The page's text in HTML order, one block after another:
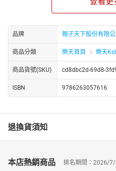
本名童嘉瑩，臺北人，按部就班的
平國中、中山女高、臺大社會系後
孩，其後為陪伴小孩成長成為全職
2000年因偶然的機會開始繪本創
品與橋樑書等，每天過著忙碌的
事創作。
近年更身兼閱讀推廣者與繪本創作
大人說故事，並分享創作經驗。
品牌 親子天下股份有限公
商品分類 樂天首頁 樂天
商品貨號(SKU) cd8dbc2d-69d8-
ISBN 9786263057616
退換貨須知
本店熱銷商品 排名期間：2026/